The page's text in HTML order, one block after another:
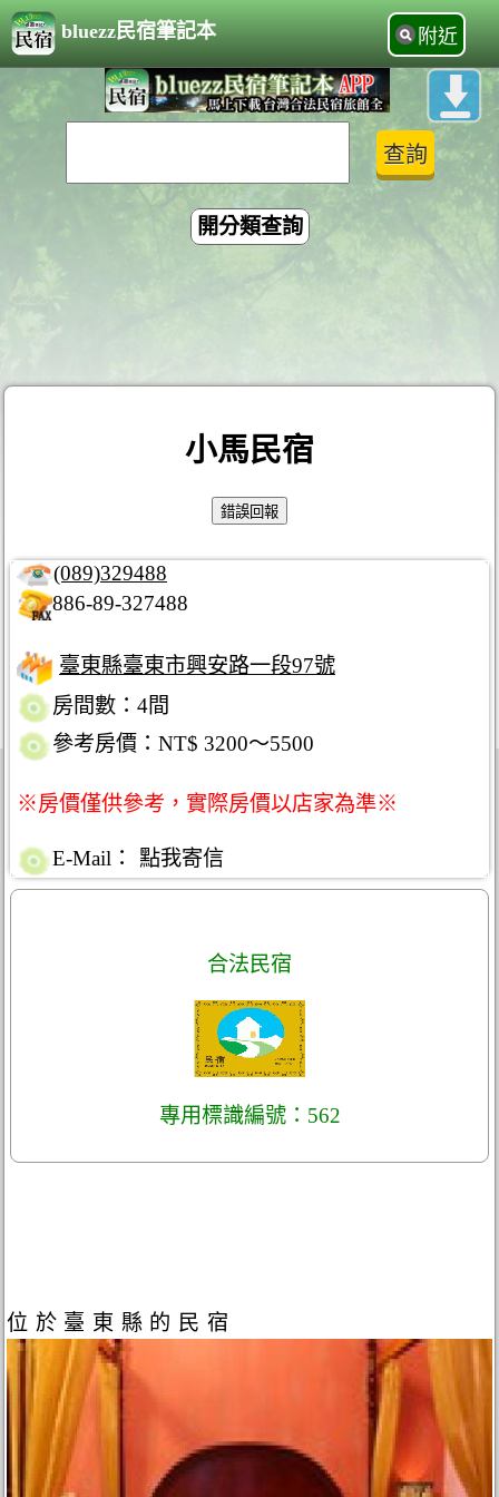
bluezz民宿筆記本 附近
開分類查詢
小馬民宿
(089)329488
886-89-327488
臺東縣臺東市興安路一段97號
房間數：4間
參考房價：NT$ 3200～5500
※房價僅供參考，實際房價以店家為準※
E-Mail： 點我寄信
合法民宿
專用標識編號：562
位於臺東縣的民宿